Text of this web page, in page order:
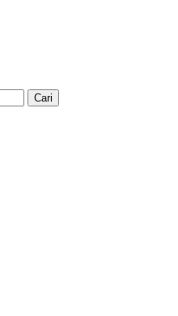
Cari